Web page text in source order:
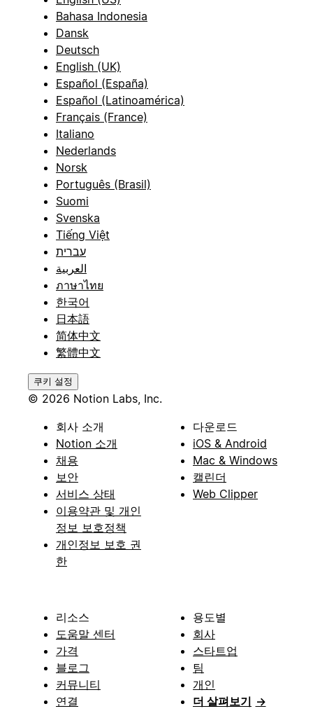
Bahasa Indonesia
Dansk
Deutsch
English (UK)
Español (España)
Español (Latinoamérica)
Français (France)
Italiano
Nederlands
Norsk
Português (Brasil)
Suomi
Svenska
Tiếng Việt
עברית
العربية
ภาษาไทย
한국어
日本語
简体中文
繁體中文
쿠키 설정
© 2026 Notion Labs, Inc.
회사 소개
Notion 소개
채용
보안
서비스 상태
이용약관 및 개인
정보 보호정책
개인정보 보호 권
한
다운로드
iOS & Android
Mac & Windows
캘린더
Web Clipper
리소스
도움말 센터
가격
블로그
커뮤니티
연결
용도별
회사
스타트업
팀
개인
더 살펴보기 →